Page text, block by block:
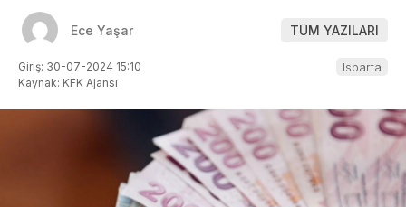
Ece Yaşar TÜM YAZILARI
Giriş: 30-07-2024 15:10
Kaynak: KFK Ajansı
Isparta